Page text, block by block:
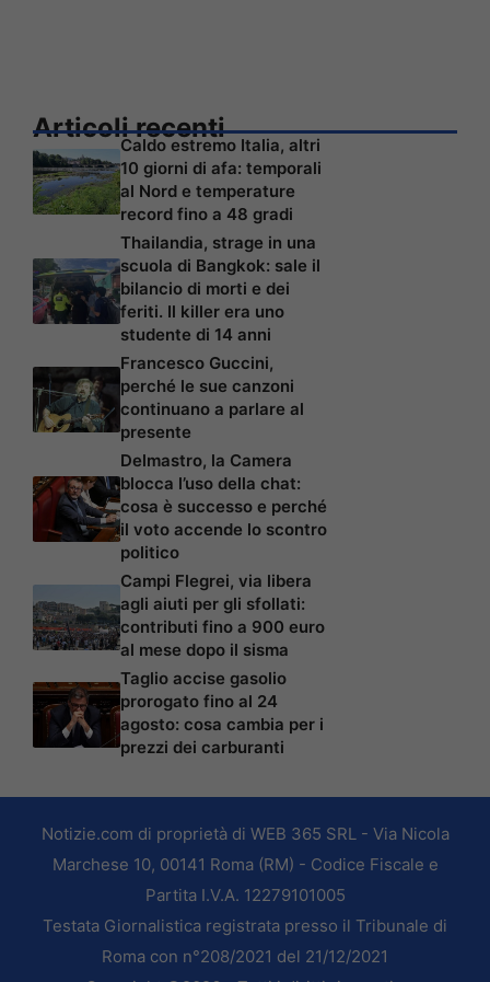
Articoli recenti
Caldo estremo Italia, altri
10 giorni di afa: temporali
al Nord e temperature
record fino a 48 gradi
Thailandia, strage in una
scuola di Bangkok: sale il
bilancio di morti e dei
feriti. Il killer era uno
studente di 14 anni
Francesco Guccini,
perché le sue canzoni
continuano a parlare al
presente
Delmastro, la Camera
blocca l’uso della chat:
cosa è successo e perché
il voto accende lo scontro
politico
Campi Flegrei, via libera
agli aiuti per gli sfollati:
contributi fino a 900 euro
al mese dopo il sisma
Taglio accise gasolio
prorogato fino al 24
agosto: cosa cambia per i
prezzi dei carburanti
Notizie.com di proprietà di WEB 365 SRL - Via Nicola
Marchese 10, 00141 Roma (RM) - Codice Fiscale e
Partita I.V.A. 12279101005
Testata Giornalistica registrata presso il Tribunale di
Roma con n°208/2021 del 21/12/2021